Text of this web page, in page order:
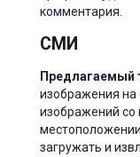
комментария.
СМИ
Предлагаемый
изображения на
изображений
местоположении
загружать и